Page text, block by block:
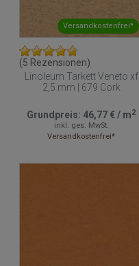
Versandkostenfrei*
(5 Rezensionen)
Linoleum Tarkett Veneto xf
2,5 mm | 679 Cork
Grundpreis: 46,77 €/ m2
inkl. ges. MwSt.
Versandkostenfrei*